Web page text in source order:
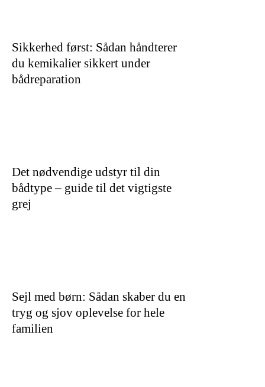
Sikkerhed først: Sådan håndterer
du kemikalier sikkert under
bådreparation
Det nødvendige udstyr til din
bådtype – guide til det vigtigste
grej
Sejl med børn: Sådan skaber du en
tryg og sjov oplevelse for hele
familien